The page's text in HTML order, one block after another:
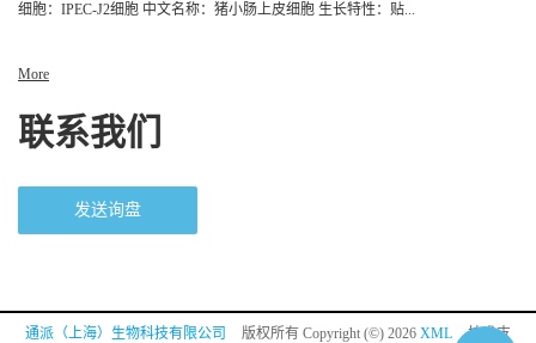
细胞：IPEC-J2细胞 中文名称：猪小肠上皮细胞 生长特性：贴...
More
联系我们
发送询盘
通派（上海）生物科技有限公司 版权所有 Copyright (©) 2026 XML 技术支